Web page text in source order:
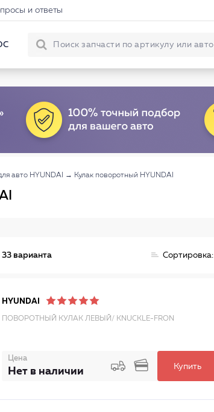
и ответы
авто HYUNDAI → Кулак поворотный HYUNDAI
33 варианта Сортировка:
HYUNDAI
ПОВОРОТНЫЙ КУЛАК ЛЕВЫЙ/ KNUCKLE-FRON
Цена
Нет в наличии Купить